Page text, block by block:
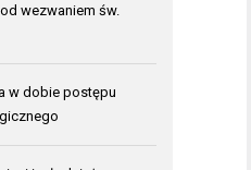
wezwaniem św.
w dobie postępu